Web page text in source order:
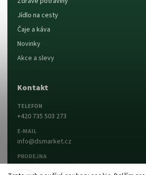
Jídlo na cesty
Čaje a káva
Novinky
Akce a slevy
Kontakt
TELEFON
+420 735 503 273
E-MAIL
info@dsmarket.cz
PRODEJNA
Dlouhá 90, 763 15 Slušovice